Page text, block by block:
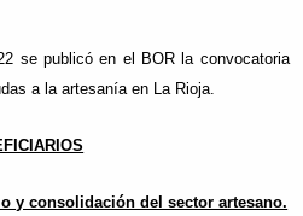
se publicó en el BOR la convocatoria
a la artesanía en La Rioja.
y consolidación del sector artesano.